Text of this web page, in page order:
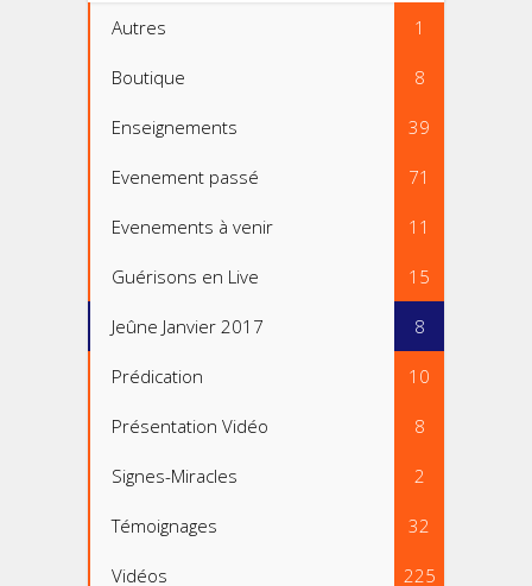
Autres 1
Boutique 8
Enseignements 39
Evenement passé 71
Evenements à venir 11
Guérisons en Live 15
Jeûne Janvier 2017 8
Prédication 10
Présentation Vidéo 8
Signes-Miracles 2
Témoignages 32
Vidéos 225